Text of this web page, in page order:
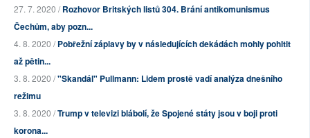
27. 7. 2020 /Rozhovor Britských listů 304. Brání antikomunismus
Čechům, aby pozn...
4. 8. 2020 /Pobřežní záplavy by v následujících dekádách mohly pohltit
až pětin...
3. 8. 2020 /"Skandál" Pullmann: Lidem prostě vadí analýza dnešního
režimu
3. 8. 2020 /Trump v televizi blábolí, že Spojené státy jsou v boji proti
korona...